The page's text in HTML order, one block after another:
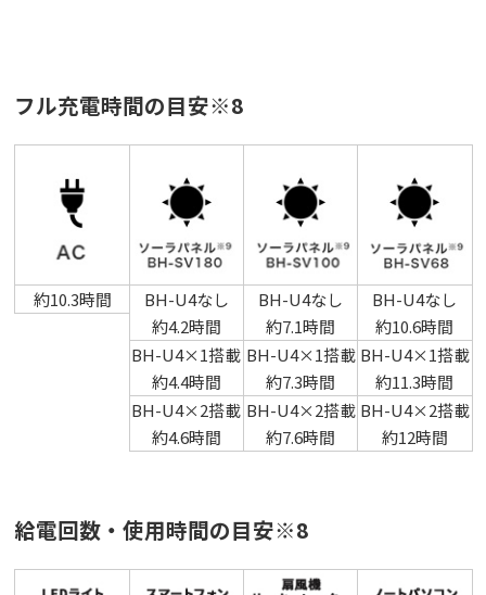
フル充電時間の目安※8
約10.3時間
BH-U4なし
約4.2時間
BH-U4×1搭載
約4.4時間
BH-U4×2搭載
約4.6時間
BH-U4なし
約7.1時間
BH-U4×1搭載
約7.3時間
BH-U4×2搭載
約7.6時間
BH-U4なし
約10.6時間
BH-U4×1搭載
約11.3時間
BH-U4×2搭載
約12時間
給電回数・使用時間の目安※8